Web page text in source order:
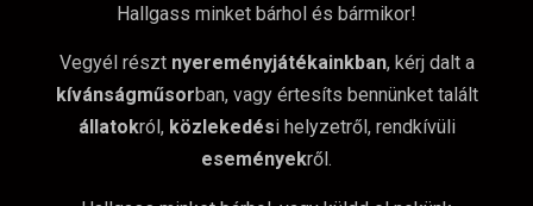
Hallgass minket bárhol és bármikor!
Vegyél részt nyereményjátékainkban, kérj dalt a
kívánságműsorban, vagy értesíts bennünket talált
állatokról, közlekedési helyzetről, rendkívüli
eseményekről.